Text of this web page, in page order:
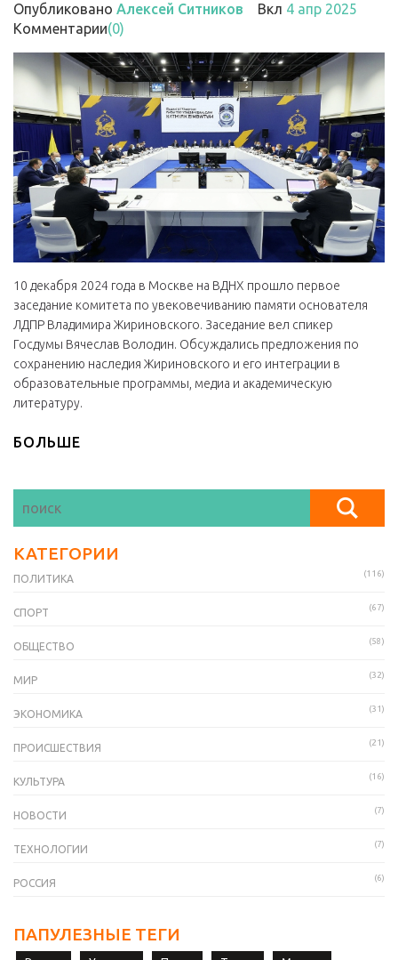
Опубликовано Алексей Ситников Вкл 4 апр 2025
Комментарии(0)
10 декабря 2024 года в Москве на ВДНХ прошло первое
заседание комитета по увековечиванию памяти основателя
ЛДПР Владимира Жириновского. Заседание вел спикер
Госдумы Вячеслав Володин. Обсуждались предложения по
сохранению наследия Жириновского и его интеграции в
образовательные программы, медиа и академическую
литературу.
БОЛЬШЕ
КАТЕГОРИИ
ПОЛИТИКА (116)
СПОРТ (67)
ОБЩЕСТВО (58)
МИР (32)
ЭКОНОМИКА (31)
ПРОИСШЕСТВИЯ (21)
КУЛЬТУРА (16)
НОВОСТИ (7)
ТЕХНОЛОГИИ (7)
РОССИЯ (6)
ПАПУЛЕЗНЫЕ ТЕГИ